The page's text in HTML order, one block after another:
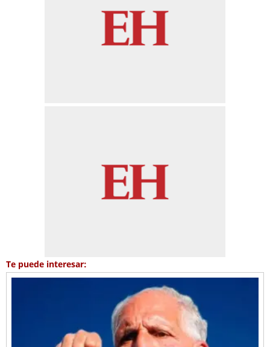
Te puede interesar: